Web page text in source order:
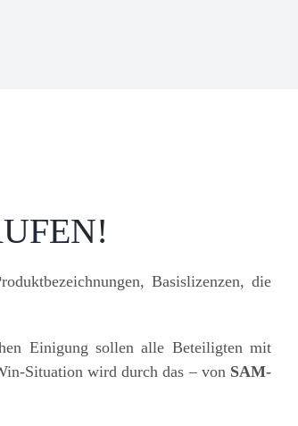
Basislizenzen, die
Einigung sollen alle Beteiligten mit
Situation wird durch das – von SAM-